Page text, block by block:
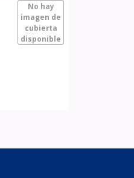
No hay
imagen de
cubierta
disponible